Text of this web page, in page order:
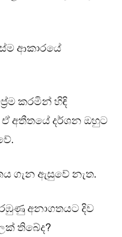
ආකාරයේ
කරමින් හිඳි
අතීතයේ දර්ශන ඔහුට
ගැන ඇසුවේ නැත.
අනාගතයට දිව
තිබේද?